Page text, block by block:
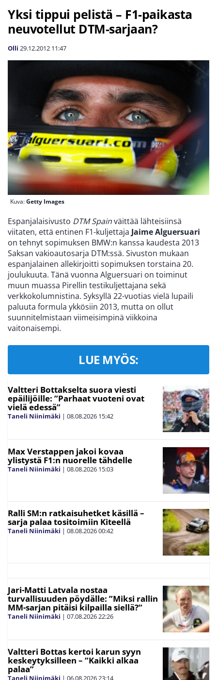
Yksi tippui pelistä – F1-paikasta
neuvotellut DTM-sarjaan?
Olli 29.12.2012 11:47
Kuva:Getty Images
Espanjalaisivusto DTM Spainväittää lähteisiinsä
viitaten, että entinen F1-kuljettaja Jaime Alguersuari
on tehnyt sopimuksen BMW:n kanssa kaudesta 2013
Saksan vakioautosarja DTM:ssä. Sivuston mukaan
espanjalainen allekirjoitti sopimuksen torstaina 20.
joulukuuta. Tänä vuonna Alguersuari on toiminut
muun muassa Pirellin testikuljettajana sekä
verkkokolumnistina. Syksyllä 22-vuotias vielä lupaili
paluuta formula ykkösiin 2013, mutta on ollut
suunnitelmistaan viimeisimpinä viikkoina
vaitonaisempi.
LUE MYÖS:
Valtteri Bottakselta suora viesti
epäilijöille: ”Parhaat vuoteni ovat
vielä edessä”
Taneli Niinimäki | 08.08.2026 15:42
Max Verstappen jakoi kovaa
ylistystä F1:n nuorelle tähdelle
Taneli Niinimäki | 08.08.2026 15:03
Ralli SM:n ratkaisuhetket käsillä –
sarja palaa tositoimiin Kiteellä
Taneli Niinimäki | 08.08.202600:42
Jari-Matti Latvala nostaa
turvallisuuden pöydälle: ”Miksi rallin
MM-sarjan pitäisi kilpailla siellä?”
Taneli Niinimäki | 07.08.202622:26
Valtteri Bottas kertoi karun syyn
keskeytyksilleen – ”Kaikki alkaa
palaa”
Taneli Niinimäki | 06.08.2026 23:14